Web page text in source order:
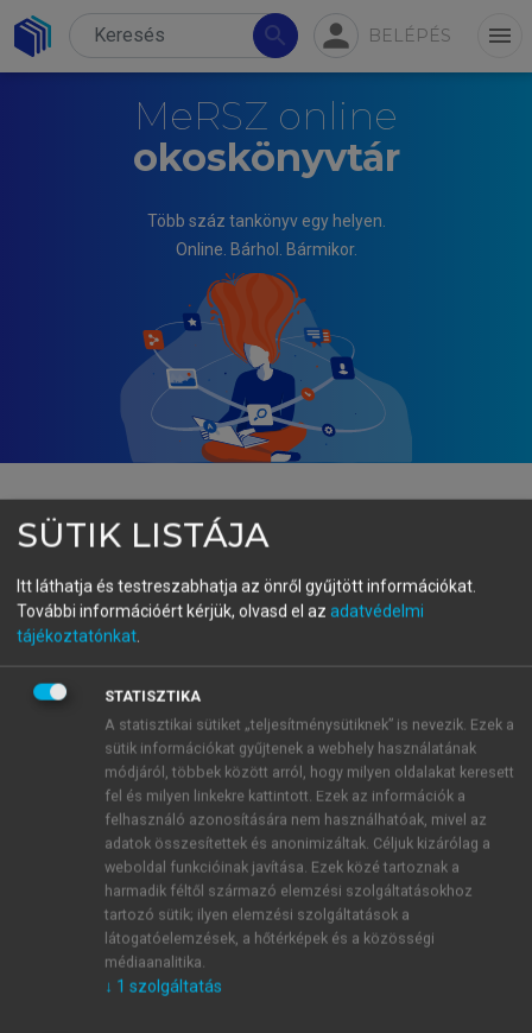
search person BELÉPÉS menu
MeRSZ online
okoskönyvtár
Több száz tankönyv egy helyen.
Online. Bárhol. Bármikor.
MIHÁLYI PÉTER
Privatizáció és államosítás
Magyarországon III.
Viták, megoldások, értékelések
OLVASÁS
8.1. Bevezető a III. részhez
Azt követően, hogy könyvünk I. és II. részében
áttekintettük a magyar privatizáció történetét
időrendben, és a privatizációs technikák is
bemutatásra kerültek, ebben a fejezetben – ami
egyben a III. rész nyitófejezete – azokat a vissza-
SÜTIK LISTÁJA
Itt láthatja és testreszabhatja az önről gyűjtött információkat.
További információért kérjük, olvasd el az adatvédelmi
tájékoztatónkat
STATISZTIKA
A statisztikai sütiket „teljesítménysütiknek” is nevezik. Ezek a
sütik információkat gyűjtenek a webhely használatának
módjáról, többek között arról, hogy milyen oldalakat keresett
fel és milyen linkekre kattintott. Ezek az információk a
felhasználó azonosítására nem használhatóak, mivel az
adatok összesítettek és anonimizáltak. Céljuk kizárólag a
weboldal funkcióinak javítása. Ezek közé tartoznak a
harmadik féltől származó elemzési szolgáltatásokhoz
tartozó sütik; ilyen elemzési szolgáltatások a
látogatóelemzések, a hőtérképek és a közösségi
médiaanalitika.
↓ 1 szolgáltatás